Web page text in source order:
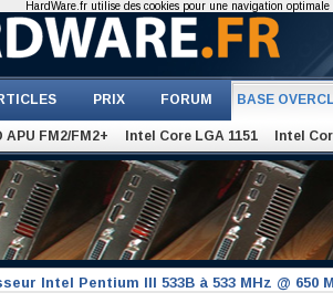
PRIX FORUM BASE
APU FM2/FM2+ Intel Core LGA 1151 Intel
Intel Pentium III 533B à 533 MHz @ 650
HardWare.fr utilise des cookies pour une navigation